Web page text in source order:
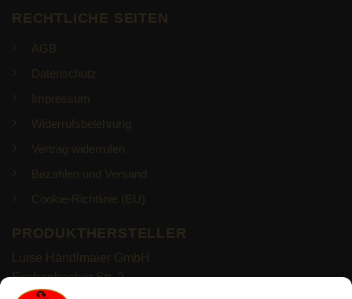
RECHTLICHE SEITEN
AGB
Datenschutz
Impressum
Widerrufsbelehrung
Vertrag widerrufen
Bezahlen und Versand
Cookie-Richtlinie (EU)
PRODUKTHERSTELLER
Luise Händlmaier GmbH
Eschenbacher Str. 2